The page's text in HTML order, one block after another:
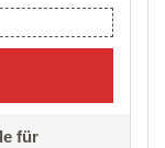
für